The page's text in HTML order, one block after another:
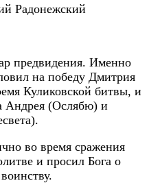
Радонежский
предвидения. Именно
на победу Дмитрия
Куликовской битвы, и
Андрея (Ослябю) и
во время сражения
и просил Бога о